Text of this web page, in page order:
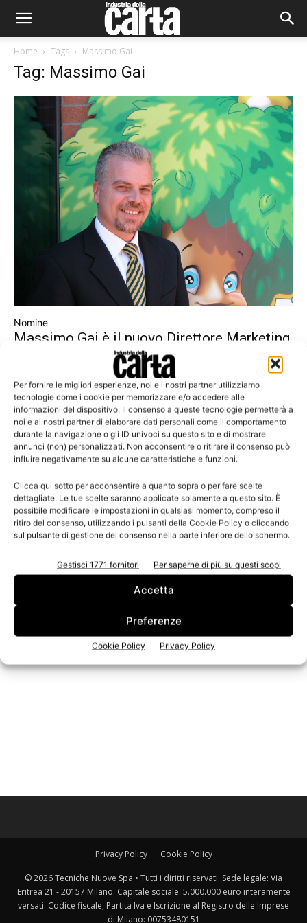
Per fornire le migliori esperienze, noi e i nostri partner utilizziamo
tecnologie come i cookie per memorizzare e/o accedere alle
informazioni del dispositivo. Il consenso a queste tecnologie permetterà a
noi e ai nostri partner di elaborare dati personali come il comportamento
durante la navigazione o gli ID univoci su questo sito e di mostrare
annunci (non) personalizzati. Non acconsentire o ritirare il consenso può
influire negativamente su alcune caratteristiche e funzioni.
Clicca qui sotto per acconsentire a quanto sopra o per fare scelte
dettagliate. Le tue scelte saranno applicate solamente a questo sito. È
possibile modificare le impostazioni in qualsiasi momento, compreso il
ritiro del consenso, utilizzando i pulsanti della Cookie Policy o cliccando
sul pulsante di gestione del consenso nella parte inferiore dello schermo.
Gestisci 1771 fornitori Per saperne di più su questi scopi
Accetta
Preferenze
Cookie Policy Privacy Policy
Home Tags Massimo Gai
Tag: Massimo Gai
Nomine
Massimo Gai è il nuovo Direttore Marketing
& Sales Consumer di...
Leggi la rivista
n.2 - Aprile 2026
Iscriviti alla newsletter
Privacy Policy Cookie Policy
© 2026 Tecniche Nuove Spa • Tutti i diritti riservati. Sede legale: Via
Eritrea 21 - 20157 Milano. Capitale sociale: 5.000.000 euro interamente
versati. Codice fiscale, Partita Iva e Iscrizione al Registro delle Imprese
di Milano: 00753480151